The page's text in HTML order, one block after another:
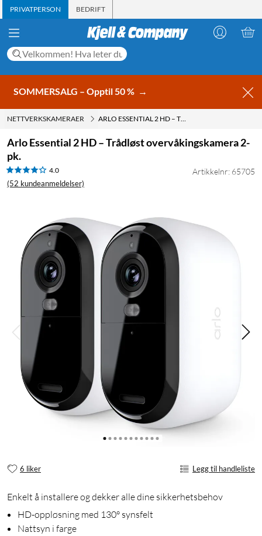
PRIVATPERSON BEDRIFT
SOMMERSALG – Opptil 50 % →
NETTVERKSKAMERAER ARLO ESSENTIAL 2 HD – TRÅDLØST OVERVÅKINGSKAMERA 2-PK.
Arlo Essential 2 HD – Trådløst overvåkingskamera 2-
pk.
4.0
(52 kundeanmeldelser)
Artikkelnr: 65705
6 liker Legg til handleliste
Enkelt å installere og dekker alle dine sikkerhetsbehov
HD-oppløsning med 130° synsfelt
Nattsyn i farge